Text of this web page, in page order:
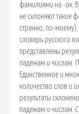
фамилиями на -ок.
не склоняют такие
странно, по-
словарь русского
представлены
падежам и числам.
Единственное и
количество слов и
результаты
падежам и числам.